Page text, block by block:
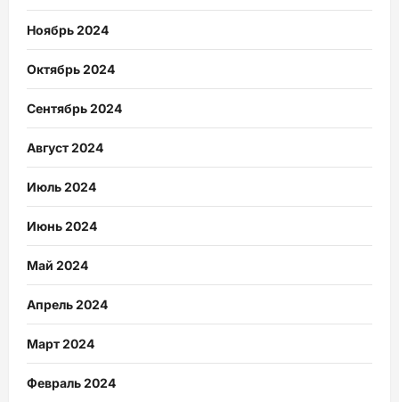
Ноябрь 2024
Октябрь 2024
Сентябрь 2024
Август 2024
Июль 2024
Июнь 2024
Май 2024
Апрель 2024
Март 2024
Февраль 2024